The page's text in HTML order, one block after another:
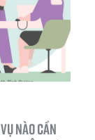
nào cần